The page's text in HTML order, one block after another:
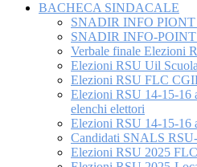
BACHECA SINDACALE
SNADIR INFO PIONT
SNADIR INFO-
Verbale finale Elezioni
Elezioni RSU Uil
Elezioni RSU FLC
Elezioni RSU 14-15-16
elenchi elettori
Elezioni RSU 14-15-16
Candidati SNALS
Elezioni RSU 2025